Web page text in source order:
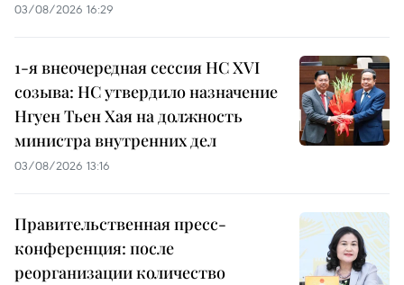
03/08/2026 16:29
1-я внеочередная сессия НС XVI
созыва: НС утвердило назначение
Нгуен Тьен Хая на должность
министра внутренних дел
03/08/2026 13:16
Правительственная пресс-
конференция: после
реорганизации количество